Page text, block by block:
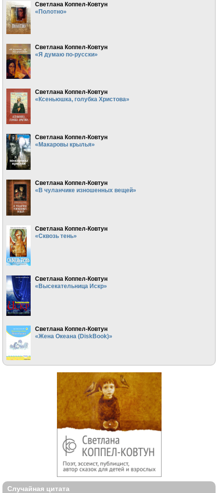
Светлана Коппел-Ковтун
«Полотно»
Светлана Коппел-Ковтун
«Я думаю по-русски»
Светлана Коппел-Ковтун
«Ксеньюшка, голубка Христова»
Светлана Коппел-Ковтун
«Макаровы крылья»
Светлана Коппел-Ковтун
«В чуланчике изношенных вещей»
Светлана Коппел-Ковтун
«Сквозь тень»
Светлана Коппел-Ковтун
«Высекательница Искр»
Светлана Коппел-Ковтун
«Жена Океана (DiskBook)»
Случайная цитата